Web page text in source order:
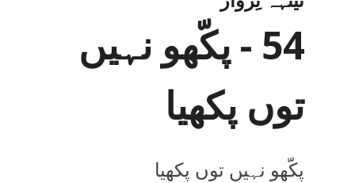
54 - پکّھو نہیں
توں پکھیا
پکّھو نہیں توں پکھیا